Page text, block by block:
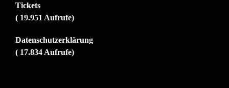
Tickets
( 19.951 Aufrufe)
Datenschutzerklärung
( 17.834 Aufrufe)